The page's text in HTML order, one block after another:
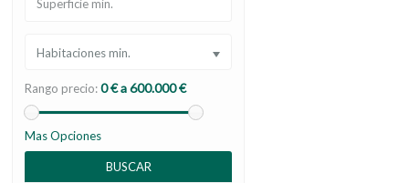
Habitaciones min.
Rango precio:0 € a 600.000 €
Mas Opciones
BUSCAR